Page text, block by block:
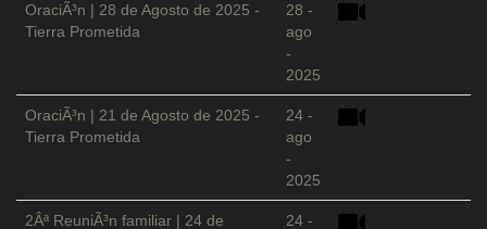
OraciÃ³n | 28 de Agosto de 2025 -
Tierra Prometida
28 -
ago
-
2025
OraciÃ³n | 21 de Agosto de 2025 -
Tierra Prometida
24 -
ago
-
2025
2Âª ReuniÃ³n familiar | 24 de
24 -